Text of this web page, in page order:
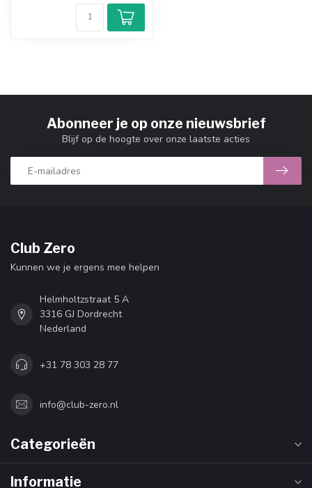
Abonneer je op onze nieuwsbrief
Blijf op de hoogte over onze laatste acties
Club Zero
Kunnen we je ergens mee helpen
Helmholtzstraat 5 A
3316 GJ Dordrecht
Nederland
+31 78 303 28 77
info@club-zero.nl
Categorieën
Informatie